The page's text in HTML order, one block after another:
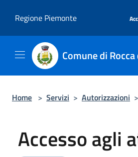
Regione Piemonte
Comune di
Home > Servizi > Autorizzazioni >
Accesso agli